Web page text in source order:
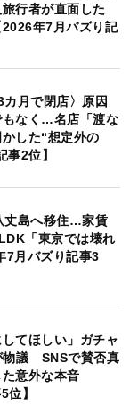
行者が直面した
2026年7月バズり記
カ月で閉店〉原因
もなく…名店「渡な
した“想定外の
2位】
丈島へ移住…家賃
「東京では壊れ
月バズり記事3
してほしい」ガチャ
物議 SNSで賛否真
意外な本音
位】